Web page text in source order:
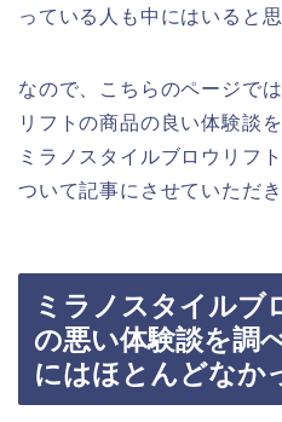
っている人も中にはいると思
なので、こちらのページで
リフトの商品の良い体験談
ミラノスタイルブロウリフ
ついて記事にさせていただ
ミラノスタイルブ
の悪い体験談を調
にはほとんどなか